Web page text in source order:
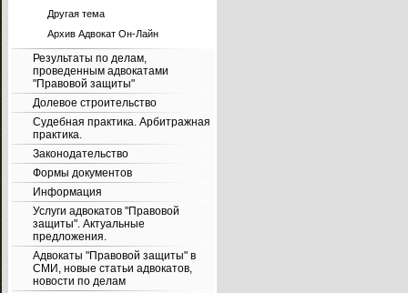
Другая тема
Архив Адвокат Он-Лайн
Результаты по делам,
проведенным адвокатами
"Правовой защиты"
Долевое строительство
Судебная практика. Арбитражная
практика.
Законодательство
Формы документов
Информация
Услуги адвокатов "Правовой
защиты". Актуальные
предложения.
Адвокаты "Правовой защиты" в
СМИ, новые статьи адвокатов,
новости по делам